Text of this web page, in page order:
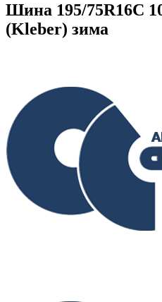
Шина 195/75R16C
(Kleber) зима